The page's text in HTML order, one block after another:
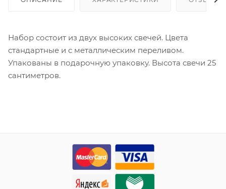
Набор состоит из двух высоких свечей. Цвета
стандартные и с металлическим переливом.
Упакованы в подарочную упаковку. Высота свечи 25
сантиметров.